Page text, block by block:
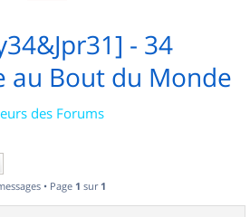
- 34
au Bout du Monde
des Forums
• Page 1 sur 1